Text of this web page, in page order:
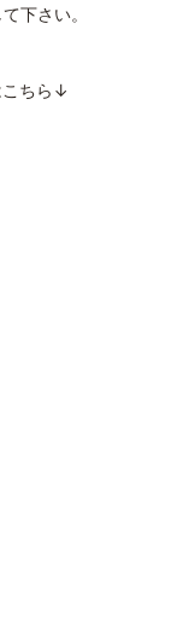
下さい。
こちら↓